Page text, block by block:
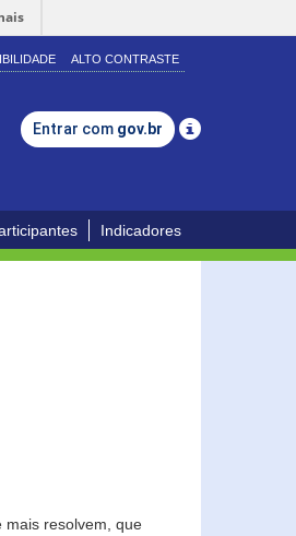
ALTO CONTRASTE
Entrar com gov.br
Indicadores
mais resolvem, que